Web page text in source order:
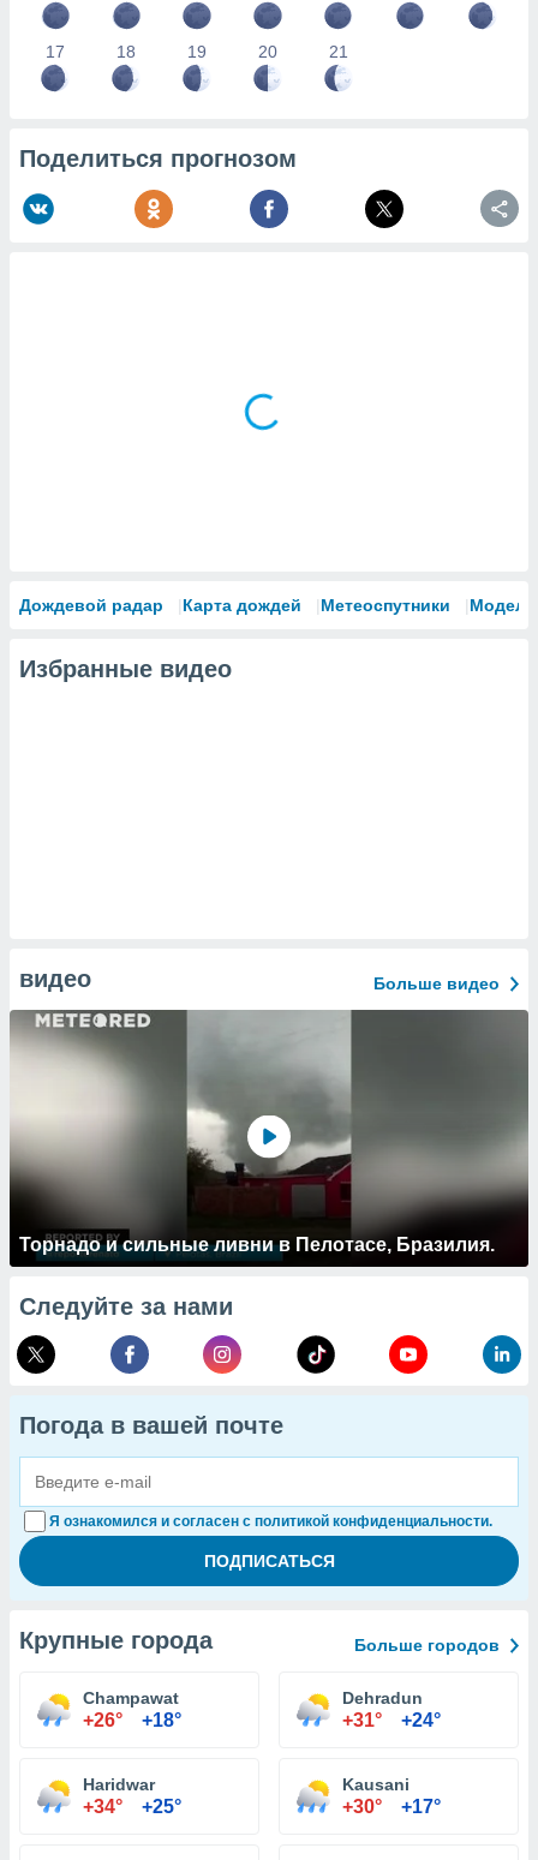
17 18 19 20 21
Поделиться прогнозом
Дождевой радар Карта дождей Метеоспутники Модели
Избранные видео
видео Больше видео
Торнадо и сильные ливни в Пелотасе, Бразилия.
Следуйте за нами
Погода в вашей почте
Я ознакомился и согласен с политикой конфиденциальности.
Крупные города Больше городов
Champawat
+26° +18°
Dehradun
+31° +24°
Haridwar
+34° +25°
Kausani
+30° +17°